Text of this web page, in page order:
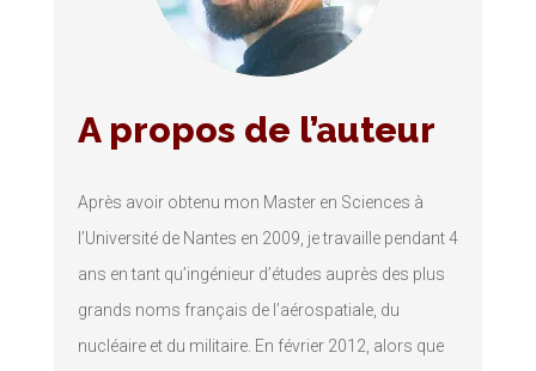
A propos de l’auteur
Après avoir obtenu mon Master en Sciences à
l’Université de Nantes en 2009, je travaille pendant 4
ans en tant qu’ingénieur d’études auprès des plus
grands noms français de l’aérospatiale, du
nucléaire et du militaire. En février 2012, alors que